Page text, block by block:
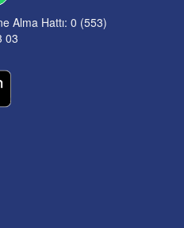
Alma Hattı: 0 (553)
03